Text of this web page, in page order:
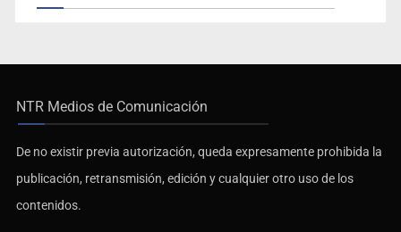
NTR Medios de Comunicación
De no existir previa autorización, queda expresamente prohibida la
publicación, retransmisión, edición y cualquier otro uso de los
contenidos.